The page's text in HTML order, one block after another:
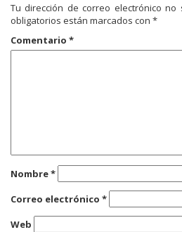
Tu dirección de correo electrónico no
obligatorios están marcados con *
Comentario *
Nombre*
Correo electrónico *
Web